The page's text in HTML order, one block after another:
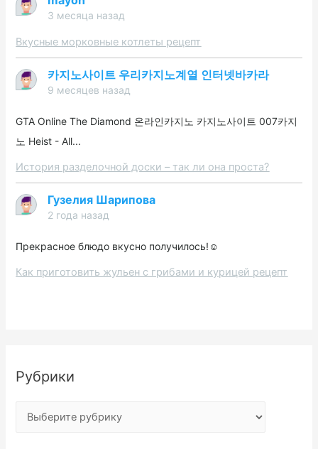
3 месяца назад
Вкусные морковные котлеты рецепт
카지노사이트 우리카지노계열 인터넷바카라
9 месяцев назад
GTA Online The Diamond 온라인카지노 카지노사이트 007카지
노 Heist - All...
История разделочной доски – так ли она проста?
Гузелия Шарипова
2 года назад
Прекрасное блюдо вкусно получилось!☺️
Как приготовить жульен с грибами и курицей рецепт
Рубрики